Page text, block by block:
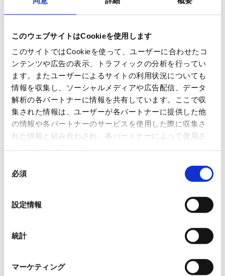
このウェブサイトはCookieを使用します
このサイトではCookieを使って、ユーザーに合わせたコ
ンテンツや広告の表示、トラフィックの分析を行ってい
ます。またユーザーによるサイトの利用状況についても
情報を収集し、ソーシャルメディアや広告配信、データ
解析の各パートナーに情報を共有しています。ここで収
集された情報は、ユーザーが各パートナーに提供した他
の情報や各パートナーのサービスを使用した際に収集さ
れた情報と組み合わされ、各パートナーによって使用さ
必須
設定情報
統計
マーケティング
Ezee Next バッテリー × 1
USB-C ケーブル × 1
ポッド2個入りパック × 1（ メンソールフレーバー／ニ
コチン濃度 20mg/ml）
仕様
製品名：Ezee Next Menthol 20mg
製造者：Ezee Trading ApS
タイプ：使い捨て・再充填不可のベイプポッド。ポッ
テクノロジー：セラミックコイル採用。よりスムーズ
リキッド容量：2ml
成分：プロピレングリコール（PG）、植物性グリセリ
ン（VG）、ニコチン、香料
ル：861633）